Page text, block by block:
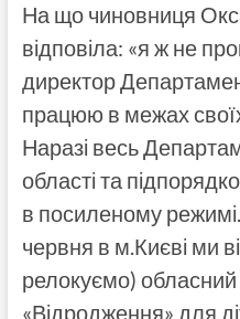
На що чиновниця
відповіла: «я ж не
директор
працюю в межах
Наразі весь
області та
в посиленому
червня в м.Києві ми
релокуємо) обласний
«Відродження» для